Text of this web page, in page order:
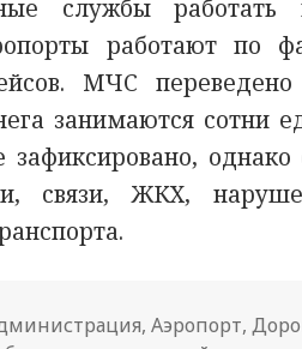
службы
работают по
МЧС
занимаются сотни
однако
связи, ЖКХ,
,Аэропорт,